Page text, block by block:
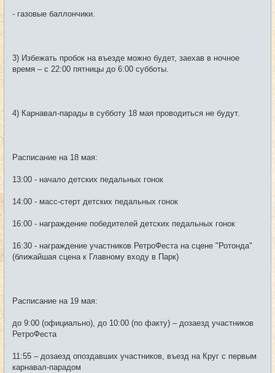
- газовые баллончики.
3) Избежать пробок на въезде можно будет, заехав в ночное
время – с 22:00 пятницы до 6:00 субботы.
4) Карнавал-парады в субботу 18 мая проводиться не будут.
Расписание на 18 мая:
13:00 - начало детских педальных гонок
14:00 - масс-стерт детских педальных гонок
16:00 - награждение победителей детских педальных гонок
16:30 - награждение участников РетроФеста на сцене "Ротонда"
(ближайшая сцена к Главному входу в Парк)
Расписание на 19 мая:
до 9:00 (официально), до 10:00 (по факту) – дозаезд участников
РетроФеста
11:55 – дозаезд опоздавших участников, въезд на Круг с первым
карнавал-парадом